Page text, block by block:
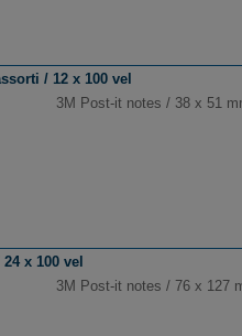
/ 12 x 100 vel
3M Post-it notes / 38 x 51
x 100 vel
3M Post-it notes / 76 x 127